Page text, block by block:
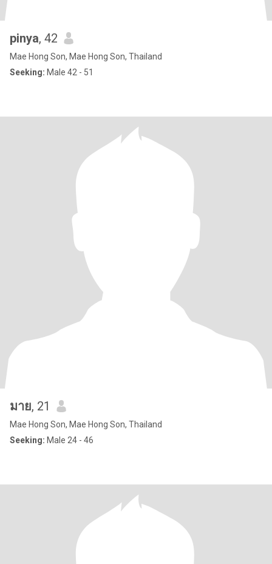
pinya, 42
Mae Hong Son, Mae Hong Son, Thailand
Seeking: Male 42 - 51
มาย, 21
Mae Hong Son, Mae Hong Son, Thailand
Seeking: Male 24 - 46